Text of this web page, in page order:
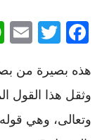
هذه بصيرة من
وثقل هذا القول
وتعالى، وهي